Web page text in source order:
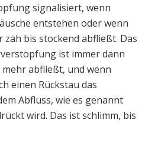
signalisiert, wenn
entstehen oder wenn
zäh bis stockend abfließt. Das
ist immer dann
abfließt, und wenn
einen Rückstau das
Abfluss, wie es genannt
wird. Das ist schlimm, bis